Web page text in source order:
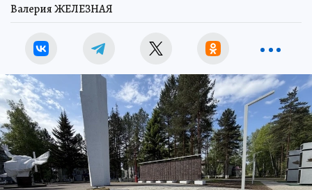
Валерия ЖЕЛЕЗНАЯ